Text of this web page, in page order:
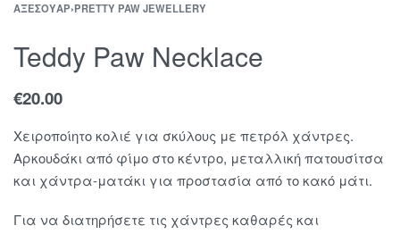
ΑΞΕΣΟΥΆΡ›PRETTY PAW JEWELLERY
Teddy Paw Necklace
€20.00
Χειροποίητο κολιέ για σκύλους με πετρόλ χάντρες.
Aρκουδάκι από φίμο στο κέντρο, μεταλλική πατουσίτσα
και χάντρα-ματάκι για προστασία από το κακό μάτι.
Για να διατηρήσετε τις χάντρες καθαρές και